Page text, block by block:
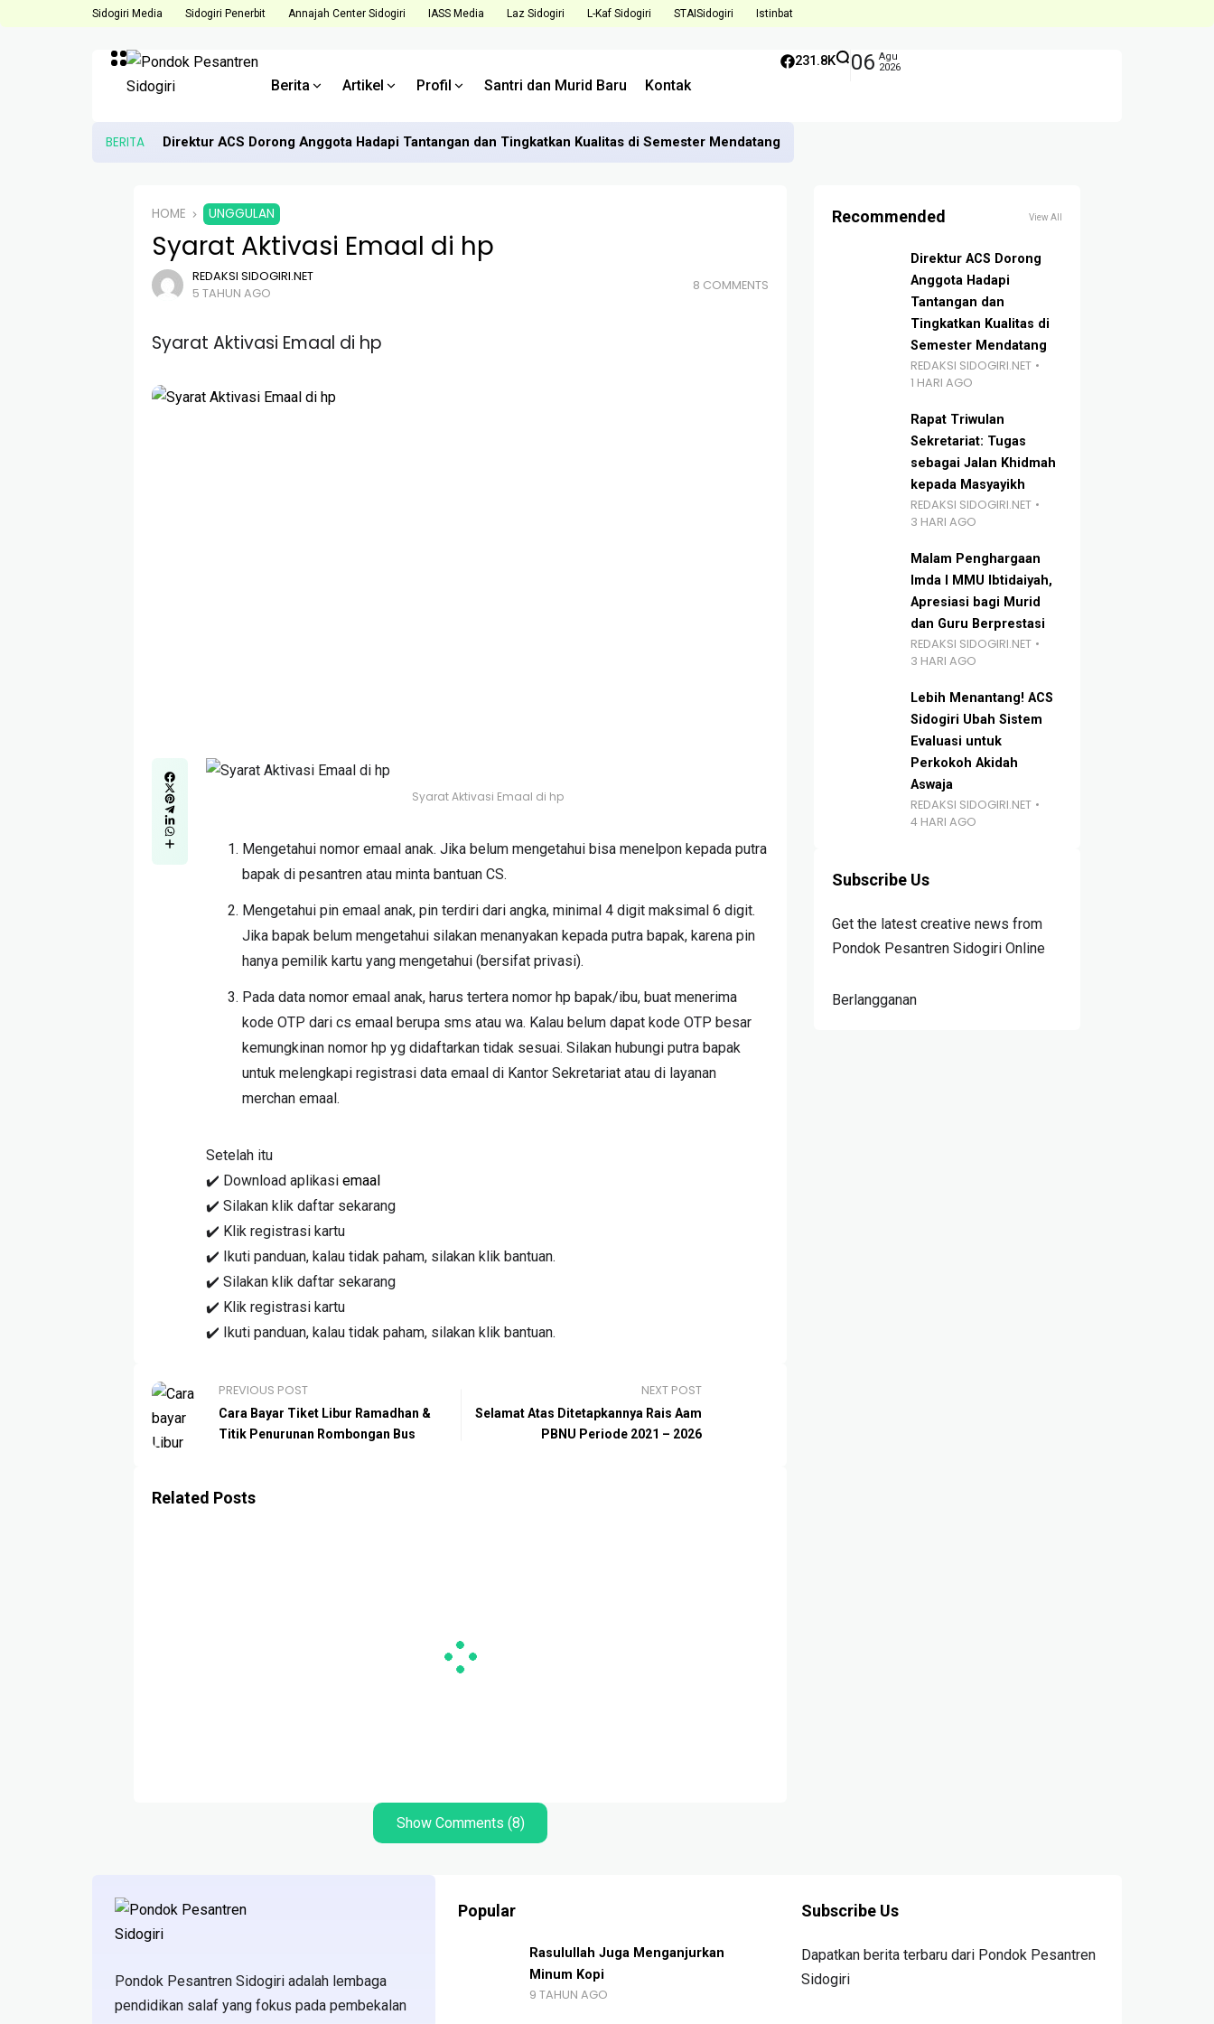
Sidogiri Media Sidogiri Penerbit Annajah Center Sidogiri IASS Media Laz Sidogiri L-Kaf Sidogiri STAISidogiri Istinbat
Berita Artikel Profil Santri dan Murid Baru Kontak
231.8K 06 Agu
2026
BERITA Direktur ACS Dorong Anggota Hadapi Tantangan dan Tingkatkan Kualitas di Semester Mendatang
HOME UNGGULAN
Syarat Aktivasi Emaal di hp
REDAKSI SIDOGIRI.NET
5 TAHUN AGO
8 COMMENTS
Syarat Aktivasi Emaal di hp
Syarat Aktivasi Emaal di hp
Mengetahui nomor emaal anak. Jika belum mengetahui bisa menelpon kepada putra
bapak di pesantren atau minta bantuan CS.
Mengetahui pin emaal anak, pin terdiri dari angka, minimal 4 digit maksimal 6 digit.
Jika bapak belum mengetahui silakan menanyakan kepada putra bapak, karena pin
hanya pemilik kartu yang mengetahui (bersifat privasi).
Pada data nomor emaal anak, harus tertera nomor hp bapak/ibu, buat menerima
kode OTP dari cs emaal berupa sms atau wa. Kalau belum dapat kode OTP besar
kemungkinan nomor hp yg didaftarkan tidak sesuai. Silakan hubungi putra bapak
untuk melengkapi registrasi data emaal di Kantor Sekretariat atau di layanan
merchan emaal.
Setelah itu
✔️ Download aplikasi emaal
✔️ Silakan klik daftar sekarang
✔️ Klik registrasi kartu
✔️ Ikuti panduan, kalau tidak paham, silakan klik bantuan.
✔️ Silakan klik daftar sekarang
✔️ Klik registrasi kartu
✔️ Ikuti panduan, kalau tidak paham, silakan klik bantuan.
PREVIOUS POST
Cara Bayar Tiket Libur Ramadhan &
Titik Penurunan Rombongan Bus
NEXT POST
Selamat Atas Ditetapkannya Rais Aam
PBNU Periode 2021 – 2026
Related Posts
Show Comments (8)
Recommended View All
Direktur ACS Dorong
Anggota Hadapi
Tantangan dan
Tingkatkan Kualitas di
Semester Mendatang
REDAKSI SIDOGIRI.NET
1 HARI AGO
Rapat Triwulan
Sekretariat: Tugas
sebagai Jalan Khidmah
kepada Masyayikh
REDAKSI SIDOGIRI.NET
3 HARI AGO
Malam Penghargaan
Imda I MMU Ibtidaiyah,
Apresiasi bagi Murid
dan Guru Berprestasi
REDAKSI SIDOGIRI.NET
3 HARI AGO
Lebih Menantang! ACS
Sidogiri Ubah Sistem
Evaluasi untuk
Perkokoh Akidah
Aswaja
REDAKSI SIDOGIRI.NET
4 HARI AGO
Subscribe Us
Get the latest creative news from
Pondok Pesantren Sidogiri Online
Berlangganan
Pondok Pesantren Sidogiri adalah lembaga
pendidikan salaf yang fokus pada pembekalan
Popular
Rasulullah Juga Menganjurkan
Minum Kopi
9 TAHUN AGO
Subscribe Us
Dapatkan berita terbaru dari Pondok Pesantren
Sidogiri